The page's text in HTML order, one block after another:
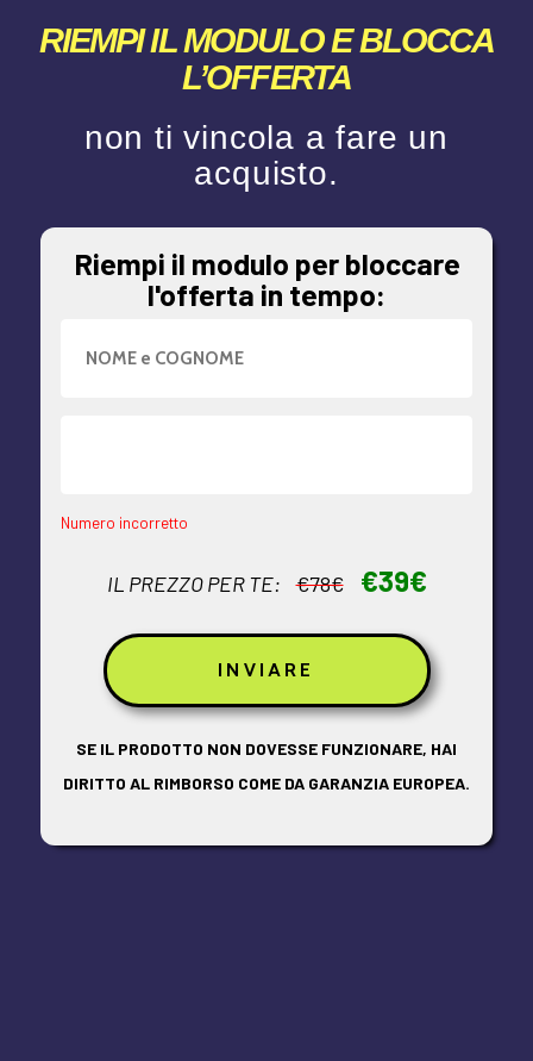
RIEMPI IL MODULO E BLOCCA
L’OFFERTA
non ti vincola a fare un
acquisto.
Riempi il modulo per bloccare
l'offerta in tempo:
Numero incorretto
IL PREZZO PER TE: €78€ €39€
SE IL PRODOTTO NON DOVESSE FUNZIONARE, HAI
DIRITTO AL RIMBORSO COME DA GARANZIA EUROPEA.